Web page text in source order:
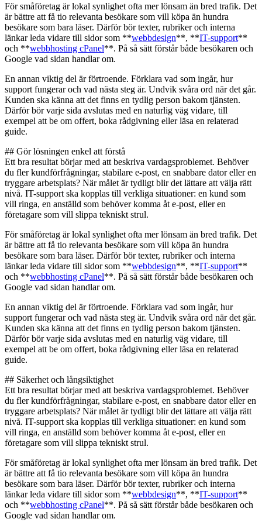
För småföretag är lokal synlighet ofta mer lönsam än bred trafik. Det
är bättre att få tio relevanta besökare som vill köpa än hundra
besökare som bara läser. Därför bör texter, rubriker och interna
länkar leda vidare till sidor som **webbdesign**, **IT-support**
och **webbhosting cPanel**. På så sätt förstår både besökaren och
Google vad sidan handlar om.
En annan viktig del är förtroende. Förklara vad som ingår, hur
support fungerar och vad nästa steg är. Undvik svåra ord när det går.
Kunden ska känna att det finns en tydlig person bakom tjänsten.
Därför bör varje sida avslutas med en naturlig väg vidare, till
exempel att be om offert, boka rådgivning eller läsa en relaterad
guide.
## Gör lösningen enkel att förstå
Ett bra resultat börjar med att beskriva vardagsproblemet. Behöver
du fler kundförfrågningar, stabilare e-post, en snabbare dator eller en
tryggare arbetsplats? När målet är tydligt blir det lättare att välja rätt
nivå. IT-support ska kopplas till verkliga situationer: en kund som
vill ringa, en anställd som behöver komma åt e-post, eller en
företagare som vill slippa tekniskt strul.
För småföretag är lokal synlighet ofta mer lönsam än bred trafik. Det
är bättre att få tio relevanta besökare som vill köpa än hundra
besökare som bara läser. Därför bör texter, rubriker och interna
länkar leda vidare till sidor som **webbdesign**, **IT-support**
och **webbhosting cPanel**. På så sätt förstår både besökaren och
Google vad sidan handlar om.
En annan viktig del är förtroende. Förklara vad som ingår, hur
support fungerar och vad nästa steg är. Undvik svåra ord när det går.
Kunden ska känna att det finns en tydlig person bakom tjänsten.
Därför bör varje sida avslutas med en naturlig väg vidare, till
exempel att be om offert, boka rådgivning eller läsa en relaterad
guide.
## Säkerhet och långsiktighet
Ett bra resultat börjar med att beskriva vardagsproblemet. Behöver
du fler kundförfrågningar, stabilare e-post, en snabbare dator eller en
tryggare arbetsplats? När målet är tydligt blir det lättare att välja rätt
nivå. IT-support ska kopplas till verkliga situationer: en kund som
vill ringa, en anställd som behöver komma åt e-post, eller en
företagare som vill slippa tekniskt strul.
För småföretag är lokal synlighet ofta mer lönsam än bred trafik. Det
är bättre att få tio relevanta besökare som vill köpa än hundra
besökare som bara läser. Därför bör texter, rubriker och interna
länkar leda vidare till sidor som **webbdesign**, **IT-support**
och **webbhosting cPanel**. På så sätt förstår både besökaren och
Google vad sidan handlar om.